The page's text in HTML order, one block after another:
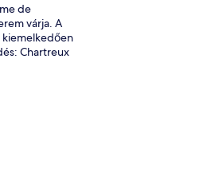
Külső rész
de
várja. A
kiemelkedően
Chartreux